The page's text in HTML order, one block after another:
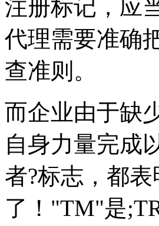
注册标记，应
代理需要准确
查准则。
而企业由于缺
自身力量完成
者?标志，都
了！"TM"是